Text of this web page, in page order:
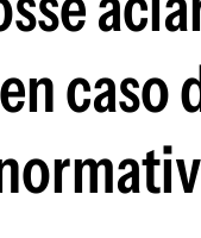
caso